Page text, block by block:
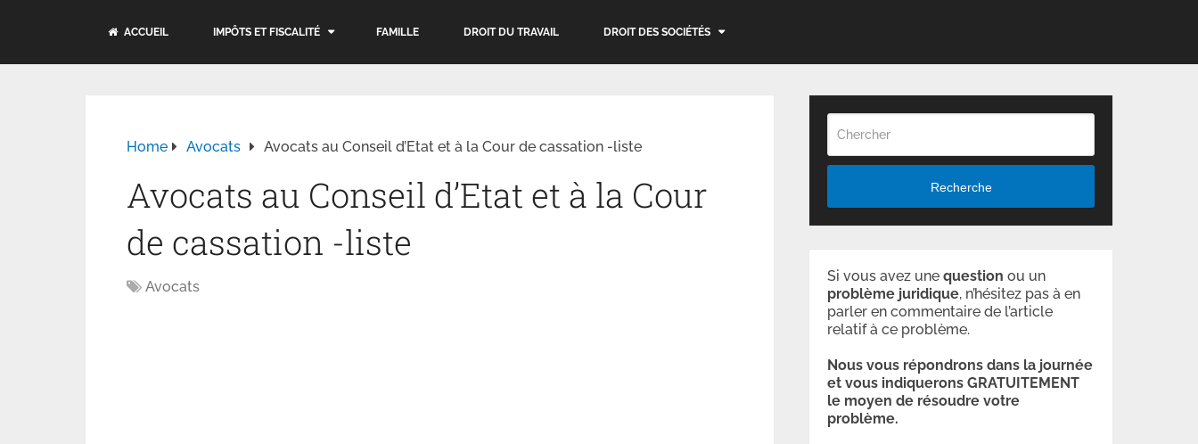
ACCUEIL IMPÔTS ET FISCALITÉ FAMILLE DROIT DU TRAVAIL DROIT DES SOCIÉTÉS
Home Avocats Avocats au Conseil d’Etat et à la Cour de cassation -liste
Avocats au Conseil d’Etat et à la Cour
de cassation -liste
Avocats
Recherche
Si vous avez unequestion ou un
problème juridique, n’hésitez pas à en
parler en commentaire de l’article
relatif à ce problème.
Nous vous répondrons dans la journée
et vous indiquerons GRATUITEMENT
le moyen de résoudre votre
problème.